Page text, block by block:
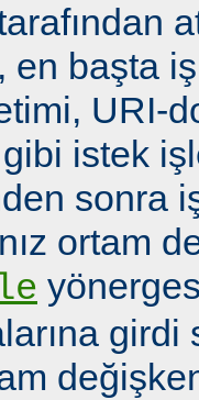
en başta
URI-
istek
sonra
ortam
girdi